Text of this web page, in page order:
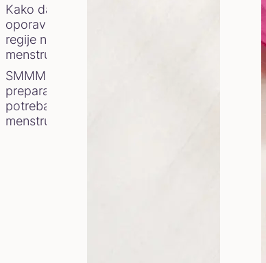
Kako da ubrzate
oporavak intimne
regije nakon
menstruacije
SMMMIR – jedini
preparat koji vam je
potreban nakon
menstruacije!
U nastavku ćete
Saveti za
Naime, vagina ima
sprečavaju razvoj
sredstvo hidrogen i
Nakon menstruacije
nežno operite